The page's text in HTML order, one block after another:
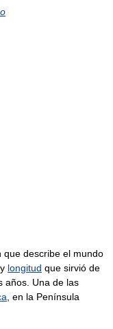
que describe el mundo
y longitud que sirvió de
años. Una de las
, en la Península